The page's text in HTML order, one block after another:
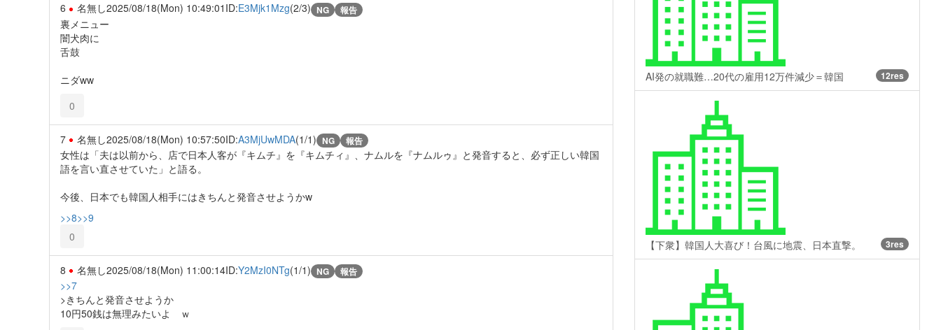
6 名無し2025/08/18(Mon) 10:49:01 ID:E3Mjk1Mzg(2/3) NG 報告
裏メニュー
闇犬肉に
舌鼓
ニダww
0
7 名無し2025/08/18(Mon) 10:57:50ID:A3MjUwMDA(1/1) NG 報告
女性は「夫は以前から、店で日本人客が『キムチ』を『キムチィ』、ナムルを『ナムルゥ』と発音すると、必ず正しい韓国
語を言い直させていた」と語る。
今後、日本でも韓国人相手にはきちんと発音させようかw
>>8>>9
0
8 名無し2025/08/18(Mon) 11:00:14ID:Y2MzI0NTg(1/1) NG 報告
>>7
>きちんと発音させようか
10円50銭は無理みたいよ ｗ
AI発の就職難…20代の雇用12万件減少＝韓国 12res
【下衆】韓国人大喜び！台風に地震、日本直撃。 3res